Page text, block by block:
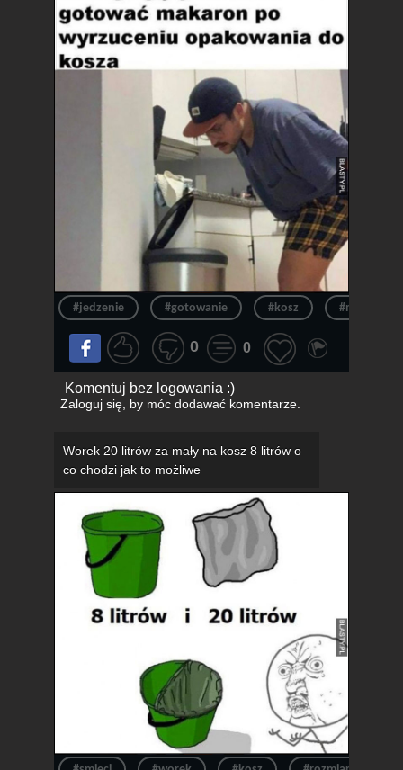
#jedzenie #gotowanie #kosz #makaron
0 0
Komentuj bez logowania :)
Zaloguj się, by móc dodawać komentarze.
Worek 20 litrów za mały na kosz 8 litrów o
co chodzi jak to możliwe